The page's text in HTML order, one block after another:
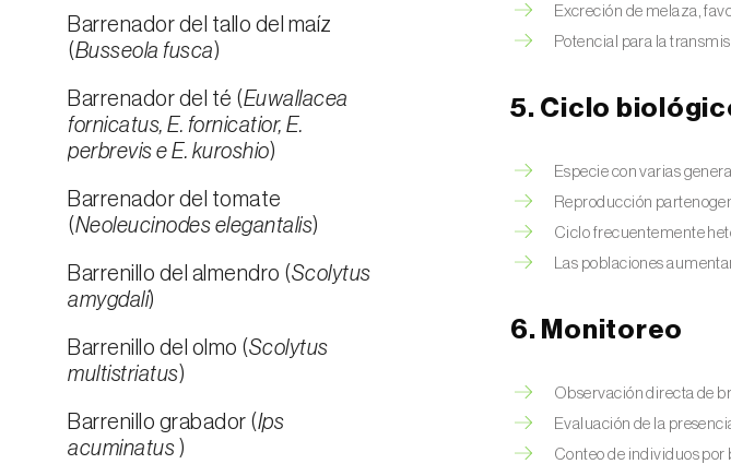
Barrenador del tallo del maíz
(Busseola fusca)
Barrenador del té (Euwallacea
fornicatus, E. fornicatior, E.
perbrevis e E. kuroshio)
Barrenador del tomate
(Neoleucinodes elegantalis)
Barrenillo del almendro (Scolytus
amygdali)
Barrenillo del olmo (Scolytus
multistriatus)
Barrenillo grabador (Ips
acuminatus )
Excreción de melaza,
Potencial para la
5. Ciclo
Especie con varias
Reproducción
Ciclo frecuentemente
Las poblaciones
6. Monitoreo
Observación directa de
Evaluación de la
Conteo de individuos por